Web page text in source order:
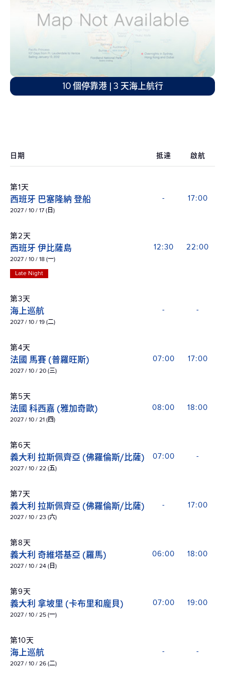
10 個停靠港 | 3 天海上航行
日期 抵達 啟航
第1天
西班牙 巴塞隆納 登船
2027 / 10 / 17 (日)
- 17:00
第2天
西班牙 伊比薩島
2027 / 10 / 18 (一)
Late Night
12:30 22:00
第3天
海上巡航
2027 / 10 / 19 (二)
- -
第4天
法國 馬賽 (普羅旺斯)
2027 / 10 / 20 (三)
07:00 17:00
第5天
法國 科西嘉 (雅加奇歐)
2027 / 10 / 21 (四)
08:00 18:00
第6天
義大利 拉斯佩齊亞 (佛羅倫斯/比薩)
2027 / 10 / 22 (五)
07:00 -
第7天
義大利 拉斯佩齊亞 (佛羅倫斯/比薩)
2027 / 10 / 23 (六)
- 17:00
第8天
義大利 奇維塔基亞 (羅馬)
2027 / 10 / 24 (日)
06:00 18:00
第9天
義大利 拿坡里 (卡布里和龐貝)
2027 / 10 / 25 (一)
07:00 19:00
第10天
海上巡航
2027 / 10 / 26 (二)
- -